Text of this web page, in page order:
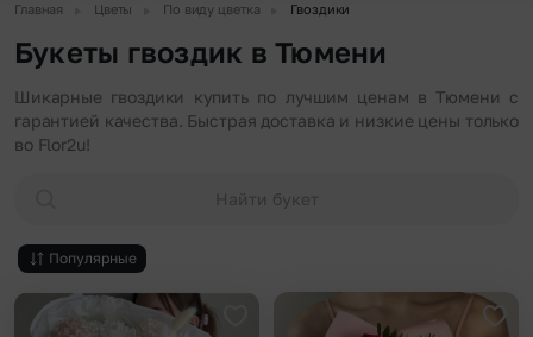
Главная Цветы По виду цветка Гвоздики
Букеты гвоздик в Тюмени
Шикарные гвоздики купить по лучшим ценам в Тюмени с
гарантией качества. Быстрая доставка и низкие цены только
во Flor2u!
Найти букет
Популярные